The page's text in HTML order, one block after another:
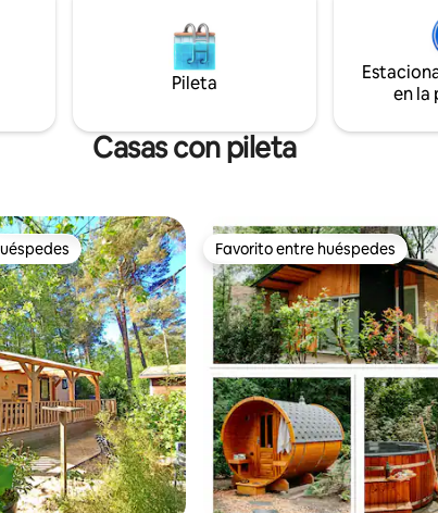
que hacer.
"secreta" en coche: de Rysum a
gira a la derecha hacia KNOCK,
el final de la carretera
estaciona tu auto y camina
por el agua...
Pileta
en la
Casas con pileta
Favorito entre huéspedes
Favorito entre huéspedes